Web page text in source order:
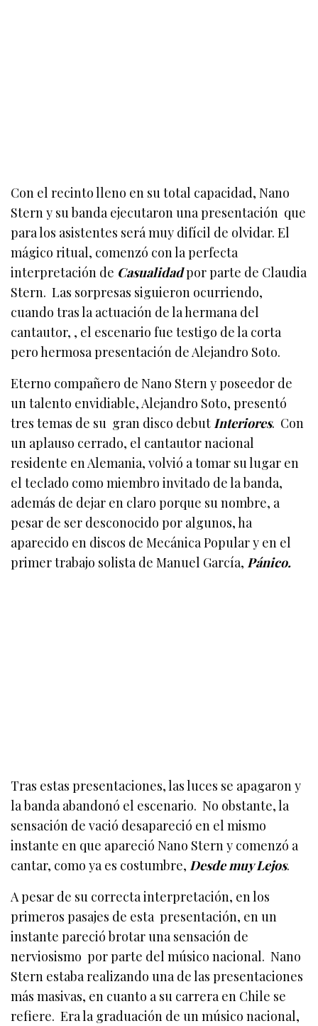
Con el recinto lleno en su total capacidad, Nano
Stern y su banda ejecutaron una presentación que
para los asistentes será muy difícil de olvidar. El
mágico ritual, comenzó con la perfecta
interpretación de Casualidadpor parte de Claudia
Stern. Las sorpresas siguieron ocurriendo,
cuando tras la actuación de la hermana del
cantautor, , el escenario fue testigo de la corta
pero hermosa presentación de Alejandro Soto.
Eterno compañero de Nano Stern y poseedor de
un talento envidiable, Alejandro Soto, presentó
tres temas de su gran disco debut Interiores. Con
un aplauso cerrado, el cantautor nacional
residente en Alemania, volvió a tomar su lugar en
el teclado como miembro invitado de la banda,
además de dejar en claro porque su nombre, a
pesar de ser desconocido por algunos, ha
aparecido en discos de Mecánica Popular y en el
primer trabajo solista de Manuel García, Pánico.
Tras estas presentaciones, las luces se apagaron y
la banda abandonó el escenario. No obstante, la
sensación de vació desapareció en el mismo
instante en que apareció Nano Stern y comenzó a
cantar, como ya es costumbre,Desde muy Lejos.
A pesar de su correcta interpretación, en los
primeros pasajes de esta presentación, en un
instante pareció brotar una sensación de
nerviosismo por parte del músico nacional. Nano
Stern estaba realizando una de las presentaciones
más masivas, en cuanto a su carrera en Chile se
refiere. Era la graduación de un músico nacional,